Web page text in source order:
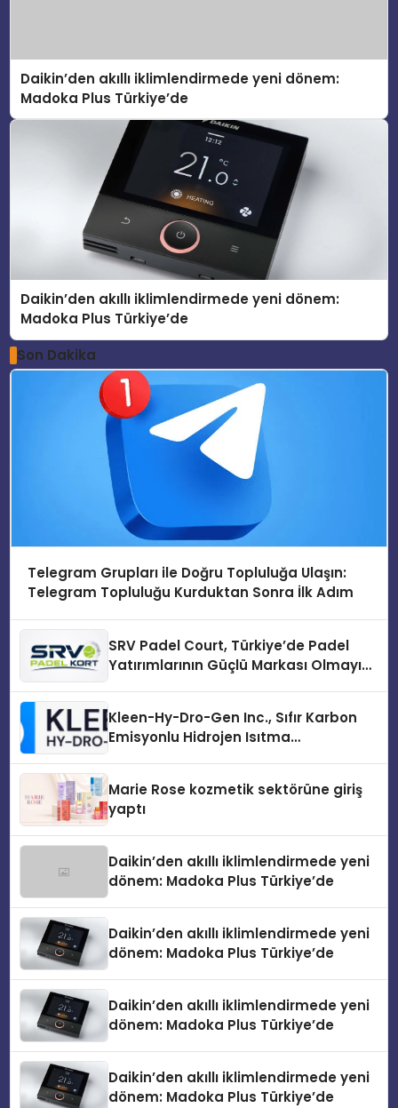
Daikin’den akıllı iklimlendirmede yeni dönem:
Madoka Plus Türkiye’de
Daikin’den akıllı iklimlendirmede yeni dönem:
Madoka Plus Türkiye’de
Son Dakika
Telegram Grupları ile Doğru Topluluğa Ulaşın:
Telegram Topluluğu Kurduktan Sonra İlk Adım
SRV Padel Court, Türkiye’de Padel
Yatırımlarının Güçlü Markası Olmayı
Kleen-Hy-Dro-Gen Inc., Sıfır Karbon
Emisyonlu Hidrojen Isıtma
Marie Rose kozmetik sektörüne giriş
yaptı
Daikin’den akıllı iklimlendirmede yeni
dönem: Madoka Plus Türkiye’de
Daikin’den akıllı iklimlendirmede yeni
dönem: Madoka Plus Türkiye’de
Daikin’den akıllı iklimlendirmede yeni
dönem: Madoka Plus Türkiye’de
Daikin’den akıllı iklimlendirmede yeni
dönem: Madoka Plus Türkiye’de